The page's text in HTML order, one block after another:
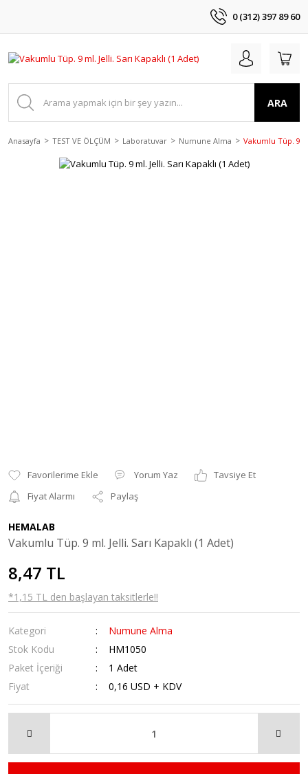
0 (312) 397 89 60
ARA
Anasayfa TEST VE ÖLÇÜM Laboratuvar Numune Alma Vakumlu Tüp. 9
Yorum Yaz
Tavsiye Et
Fiyat Alarmı
Paylaş
HEMALAB
Vakumlu Tüp. 9 ml. Jelli. Sarı Kapaklı (1 Adet)
8,47 TL
*1,15 TL den başlayan taksitlerle!!
Kategori
Numune Alma
Stok Kodu
HM1050
Paket İçeriği
1 Adet
Fiyat
0,16 USD + KDV